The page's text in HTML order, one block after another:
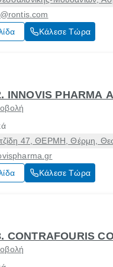
Κάλεσε Τώρα
INNOVIS PHARMA
47, ΘΕΡΜΗ, Θέρμη,
Κάλεσε Τώρα
CONTRAFOURIS